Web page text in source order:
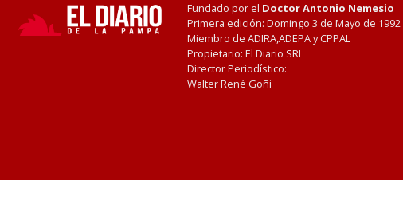
Fundado por el Doctor Antonio Nemesio
Primera edición: Domingo 3 de Mayo de 1992
Miembro de ADIRA,ADEPA y CPPAL
Propietario: El Diario SRL
Director Periodístico:
Walter René Goñi